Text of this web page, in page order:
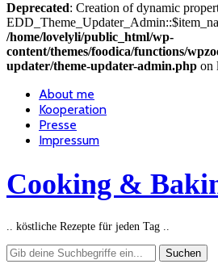
Deprecated: Creation of dynamic
/home/lovelyli/public_html/wp-
content/themes/foodica/functions/
updater/theme-updater-admin.php on
About me
Kooperation
Presse
Impressum
Cooking &
.. köstliche Rezepte für jeden Tag ..